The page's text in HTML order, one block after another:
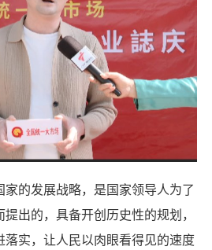
家的发展战略，是国家领导人为了
出的，具备开创历史性的规划，
落实，让人民以肉眼看得见的速度